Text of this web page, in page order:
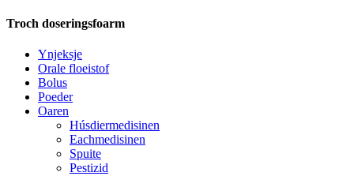
Troch doseringsfoarm
Ynjeksje
Orale floeistof
Bolus
Poeder
Oaren
Húsdiermedisinen
Eachmedisinen
Spuite
Pestizid